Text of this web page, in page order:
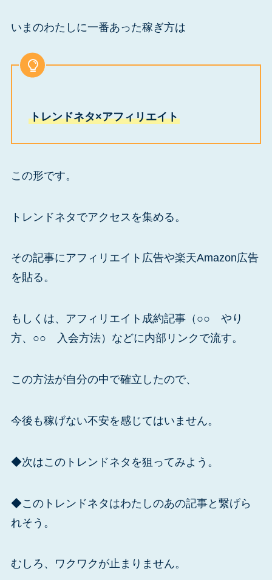
いまのわたしに一番あった稼ぎ方は
トレンドネタ×アフィリエイト
この形です。
トレンドネタでアクセスを集める。
その記事にアフィリエイト広告や楽天Amazon広告
を貼る。
もしくは、アフィリエイト成約記事（○○ やり
方、○○ 入会方法）などに内部リンクで流す。
この方法が自分の中で確立したので、
今後も稼げない不安を感じてはいません。
◆次はこのトレンドネタを狙ってみよう。
◆このトレンドネタはわたしのあの記事と繋げら
れそう。
むしろ、ワクワクが止まりません。